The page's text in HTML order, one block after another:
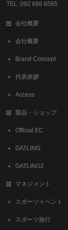
TEL: 092 686 8565
会社概要
会社概要
Brand Concept
代表挨拶
Access
製品・ショップ
Official EC
GATLING
GATLING2
マネジメント
スポーツイベント
スポーツ旅行